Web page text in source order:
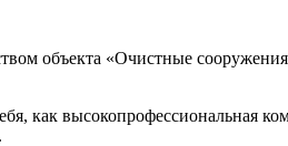
объекта «Очистные сооружения
как высокопрофессиональная